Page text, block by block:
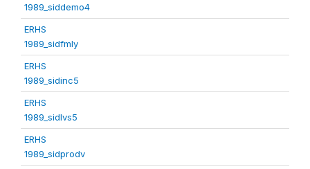
1989_siddemo4
ERHS
1989_sidfmly
ERHS
1989_sidinc5
ERHS
1989_sidlvs5
ERHS
1989_sidprodv